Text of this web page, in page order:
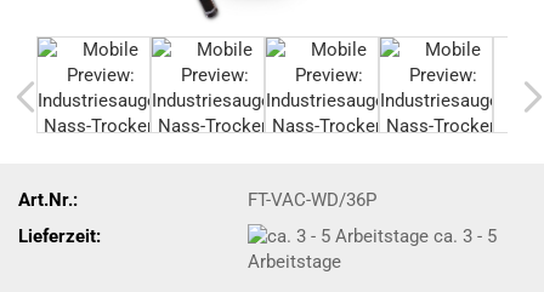
Art.Nr.:
FT-VAC-WD/36P
Lieferzeit:
ca. 3 - 5
Arbeitstage